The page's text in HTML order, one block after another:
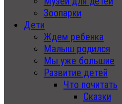
Зоопарки
Дети
Ждем ребенка
Малыш родился
Мы уже большие
Развитие детей
Что почитать
Сказки